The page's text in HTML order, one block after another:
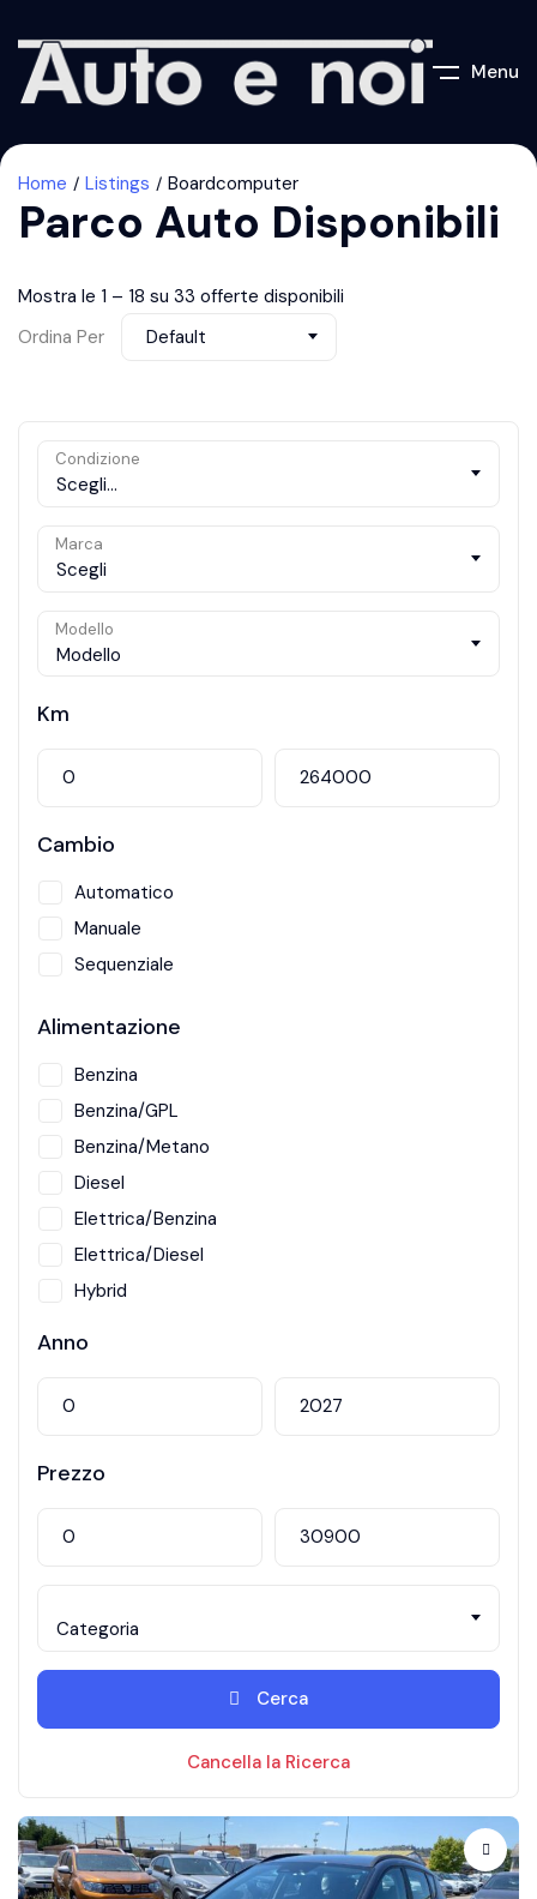
Menu
Home Listings Boardcomputer
Parco Auto Disponibili
Mostra le 1 – 18 su 33 offerte disponibili
Ordina Per
Default
Condizione
Scegli...
Marca
Scegli
Modello
Modello
Km
Cambio
Automatico
Manuale
Sequenziale
Alimentazione
Benzina
Benzina/GPL
Benzina/Metano
Diesel
Elettrica/Benzina
Elettrica/Diesel
Hybrid
Anno
Prezzo
Categoria
Cerca
Cancella la Ricerca